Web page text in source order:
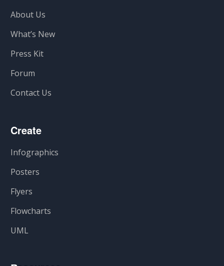
About Us
What’s New
Press Kit
Forum
Contact Us
Create
Infographics
Posters
Flyers
Flowcharts
UML